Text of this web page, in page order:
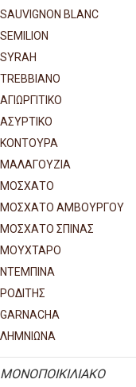
SAUVIGNON BLANC
SEMILION
SYRAH
TREBBIANO
ΑΓΙΩΡΓΙΤΙΚΟ
ΑΣΥΡΤΙΚΟ
ΚΟΝΤΟΥΡΑ
ΜΑΛΑΓΟΥΖΙΑ
ΜΟΣΧΑΤΟ
ΜΟΣΧΑΤΟ ΑΜΒΟΥΡΓΟΥ
ΜΟΣΧΑΤΟ ΣΠΙΝΑΣ
ΜΟΥΧΤΑΡΟ
ΝΤΕΜΠΙΝΑ
ΡΟΔΙΤΗΣ
GARNACHA
ΛΗΜΝΙΩΝΑ
ΜΟΝΟΠΟΙΚΙΛΙΑΚΟ